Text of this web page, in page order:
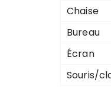
Chaise
Bureau
Écran
Souris/